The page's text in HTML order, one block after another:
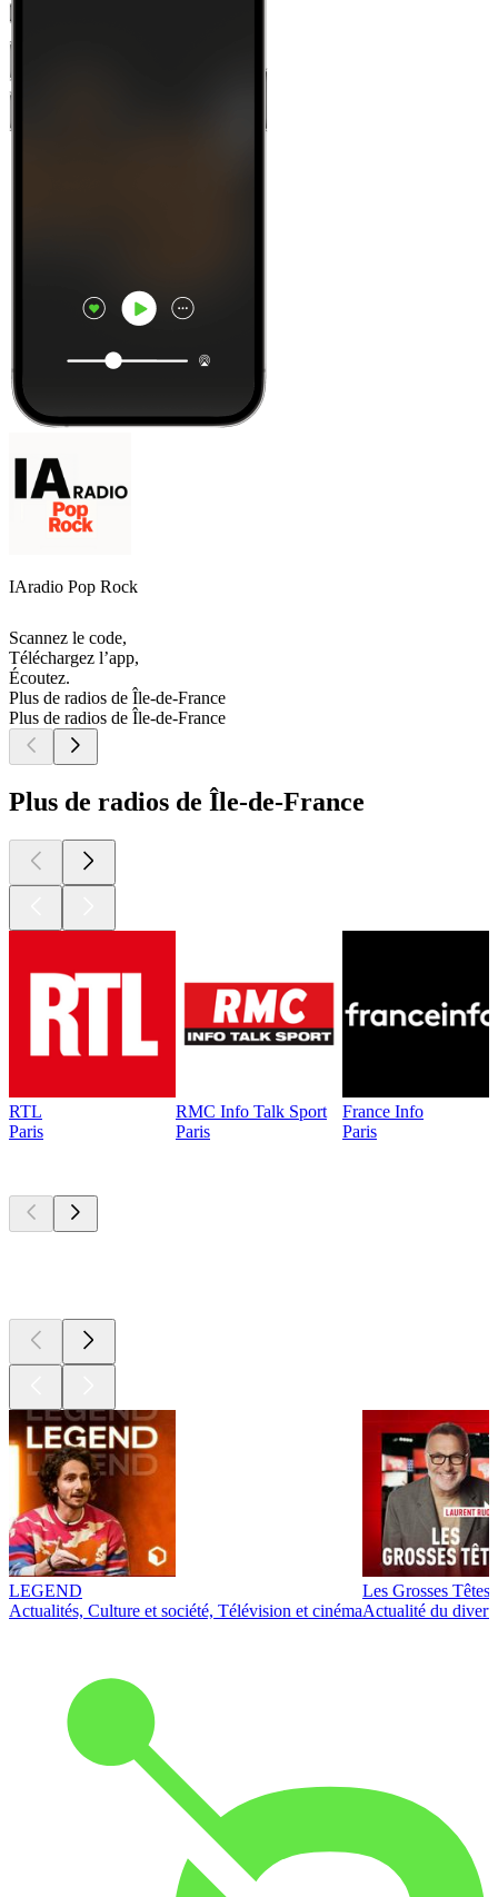
IAradio Pop Rock
Scannez le code,
Téléchargez l’app,
Écoutez.
Plus de radios de Île-de-France
Plus de radios de Île-de-France
Plus de radios de Île-de-France
RTL
Paris
RMC Info Talk Sport
Paris
France Info
Paris
LEGEND
Actualités, Culture et société, Télévision et cinéma
Les Grosses Têtes
Actualité du